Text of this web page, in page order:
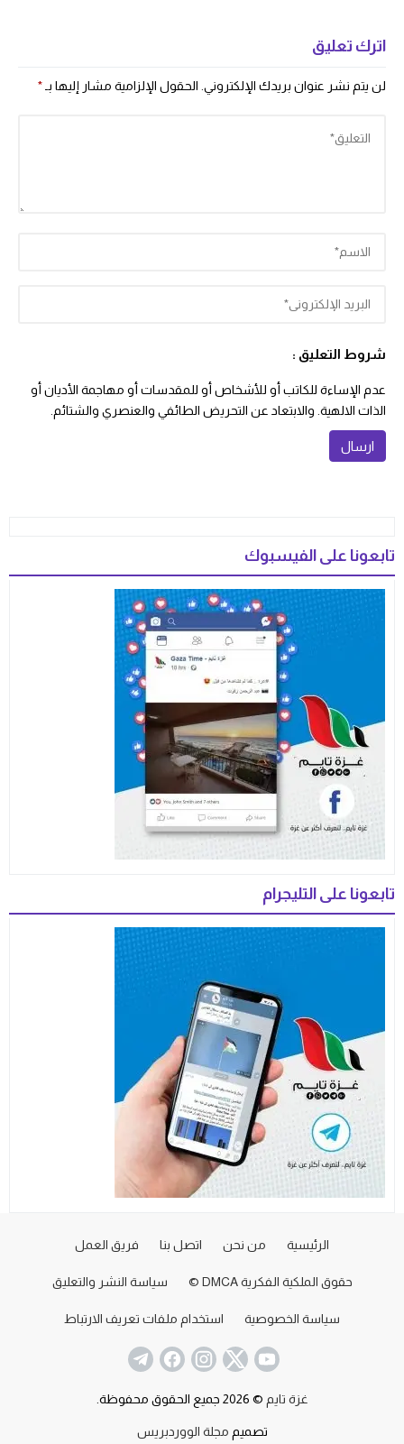
اترك تعليق
لن يتم نشر عنوان بريدك الإلكتروني. الحقول الإلزامية مشار إليها بـ *
شروط التعليق :
عدم الإساءة للكاتب أو للأشخاص أو للمقدسات أو مهاجمة الأديان أو
الذات الالهية. والابتعاد عن التحريض الطائفي والعنصري والشتائم.
تابعونا على الفيسبوك
تابعونا على التليجرام
الرئيسية من نحن اتصل بنا فريق العمل
حقوق الملكية الفكرية DMCA © سياسة النشر والتعليق
سياسة الخصوصية استخدام ملفات تعريف الارتباط
غزة تايم © 2026 جميع الحقوق محفوظة.
تصميم مجلة الووردبريس